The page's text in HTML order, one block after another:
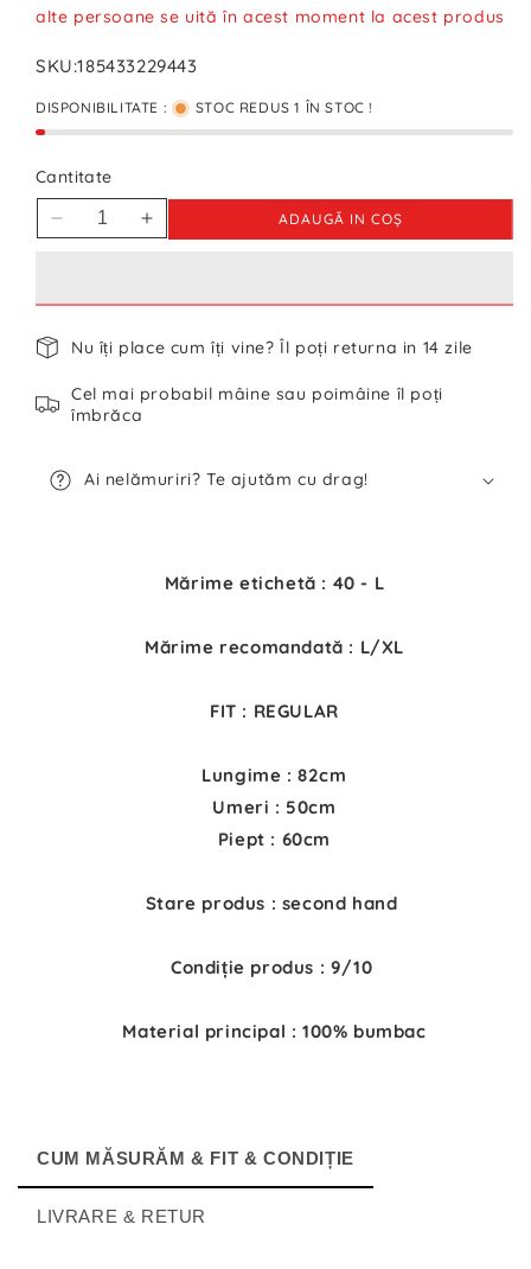
alte persoane se uită în acest moment la acest produs
SKU:185433229443
DISPONIBILITATE : STOC REDUS 1 ÎN STOC !
Cantitate
Reduceți
Cămașă
-
Creșteți
Cămașă
-
ADAUGĂ IN COŞ
Nu îți place cum îți vine? Îl poți returna in 14 zile
Cel mai probabil mâine sau poimâine îl poți
îmbrăca
Ai nelămuriri? Te ajutăm cu drag!
Mărime etichetă : 40 - L
Mărime recomandată : L/XL
FIT : REGULAR
Lungime : 82cm
Umeri : 50cm
Piept : 60cm
Stare produs : second hand
Condiție produs : 9/10
Material principal : 100% bumbac
CUM MĂSURĂM & FIT & CONDIȚIE
LIVRARE & RETUR